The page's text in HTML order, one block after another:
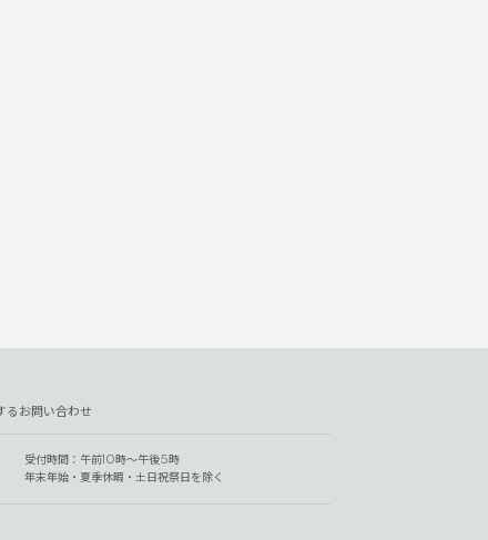
るお問い合わせ
受付時間：午前10時～午後5時
年末年始・夏季休暇・土日祝祭日を除く